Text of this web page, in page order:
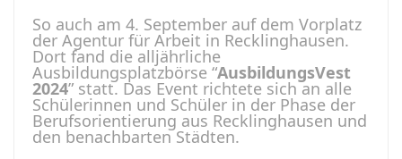
So auch am 4. September auf dem Vorplatz
der Agentur für Arbeit in Recklinghausen.
Dort fand die alljährliche
Ausbildungsplatzbörse “AusbildungsVest
2024” statt. Das Event richtete sich an alle
Schülerinnen und Schüler in der Phase der
Berufsorientierung aus Recklinghausen und
den benachbarten Städten.